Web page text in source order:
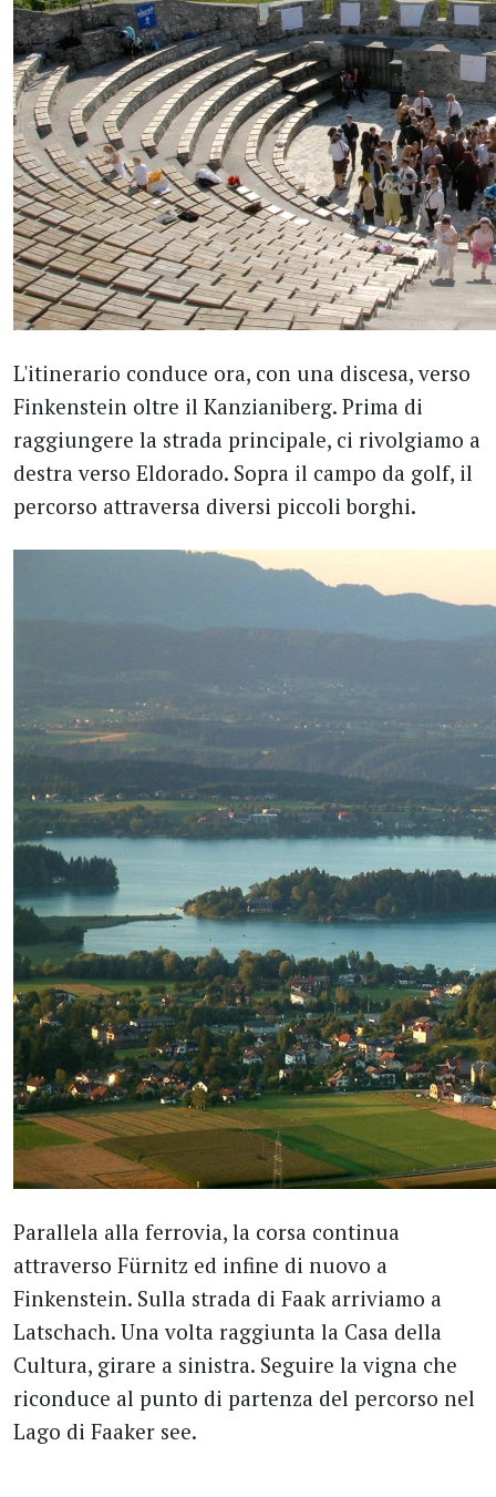
L'itinerario conduce ora, con una discesa, verso
Finkenstein oltre il Kanzianiberg. Prima di
raggiungere la strada principale, ci rivolgiamo a
destra verso Eldorado. Sopra il campo da golf, il
percorso attraversa diversi piccoli borghi.
Parallela alla ferrovia, la corsa continua
attraverso Fürnitz ed infine di nuovo a
Finkenstein. Sulla strada di Faak arriviamo a
Latschach. Una volta raggiunta la Casa della
Cultura, girare a sinistra. Seguire la vigna che
riconduce al punto di partenza del percorso nel
Lago di Faaker see.